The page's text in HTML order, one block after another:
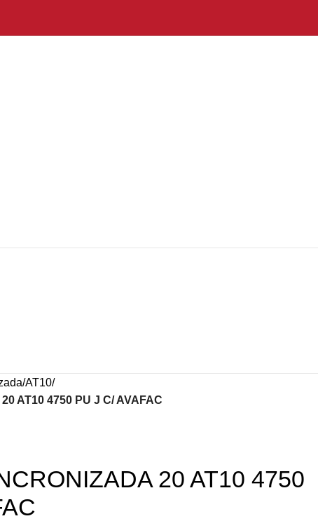
AT10
AT10 4750 PU J C/ AVAFAC
20 AT10 4750